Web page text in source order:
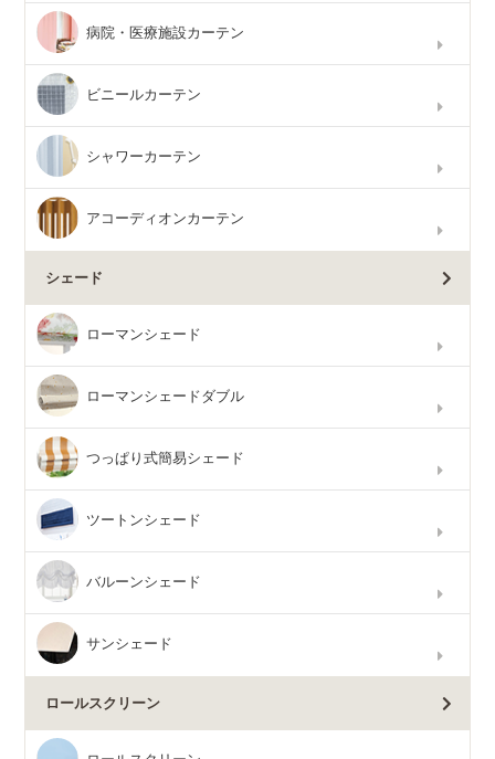
病院・医療施設カーテン
ビニールカーテン
シャワーカーテン
アコーディオンカーテン
シェード
ローマンシェード
ローマンシェードダブル
つっぱり式簡易シェード
ツートンシェード
バルーンシェード
サンシェード
ロールスクリーン